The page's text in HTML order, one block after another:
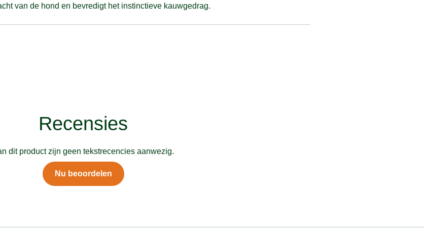
van de hond en bevredigt het instinctieve kauwgedrag.
Recensies
dit product zijn geen tekstrecencies aanwezig.
Nu beoordelen